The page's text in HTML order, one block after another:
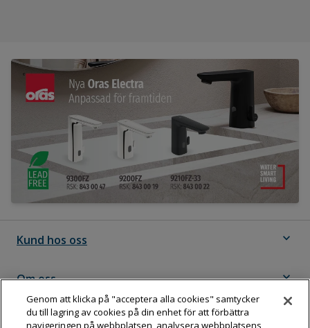
Kund hos oss expand_more
Om oss expand_more
Följ Dahl
Genom att klicka på "acceptera alla cookies" samtycker
du till lagring av cookies på din enhet för att förbättra
navigeringen på webbplatsen, analysera webbplatsens